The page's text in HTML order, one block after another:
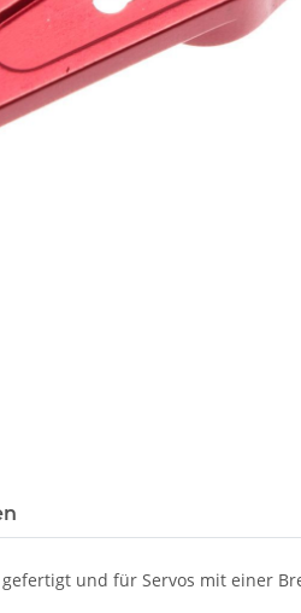
und für Servos mit einer